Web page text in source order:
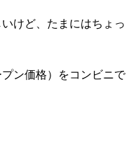
けど、たまにはちょっ
ン価格）をコンビニで